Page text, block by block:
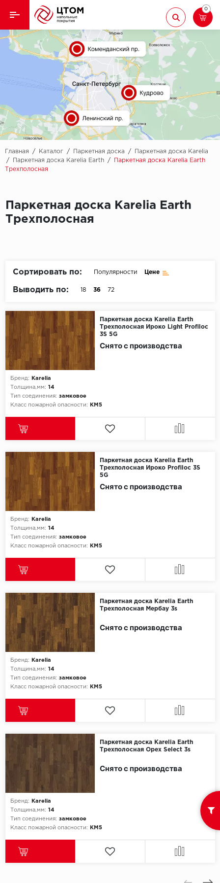
Назад
Кварцвиниловая плитка
Назад
Aberhof
Adelar
Alfa
AllureFloor
Alpine floor
CronaFloor
Damy Floor
ECO Parquet
Egger
IVC Group
Juteks
KDF
Ламинат
Ковролин
Линолеум
Паркет
Паркетная доска
Подложка
0
Главная / Каталог / Паркетная доска /
Паркетная доска Karelia
/
Паркетная доска Karelia Earth /
Паркетная доска Karelia Earth
Трехполосная
Паркетная доска Karelia Earth
Трехполосная
Сортировать по: Популярности Цене
Выводить по: 18 36 72
Паркетная доска Karelia Earth
Трехполосная Ироко Light Profiloc
3S 5G
Бренд:
Karelia
Толщина,мм: 14
Тип соединения: замковое
Класс пожарной опасности:
КМ5
Снято с производства
Паркетная доска Karelia Earth
Трехполосная Ироко Profiloc 3S
5G
Бренд:
Karelia
Толщина,мм: 14
Тип соединения: замковое
Класс пожарной опасности:
КМ5
Снято с производства
Паркетная доска Karelia Earth
Трехполосная Мербау 3s
Бренд:
Karelia
Толщина,мм: 14
Тип соединения: замковое
Класс пожарной опасности:
КМ5
Снято с производства
Паркетная доска Karelia Earth
Трехполосная Орех Select 3s
Бренд:
Karelia
Толщина,мм: 14
Тип соединения: замковое
Класс пожарной опасности:
КМ5
Снято с производства